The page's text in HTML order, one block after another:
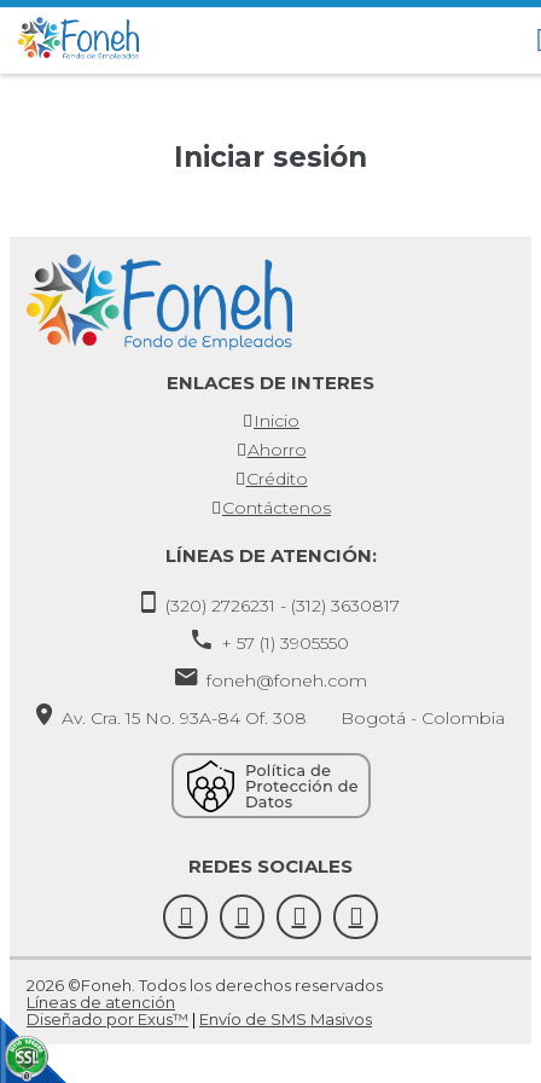
Iniciar sesión
ENLACES DE INTERES
Inicio
Ahorro
Crédito
Contáctenos
LÍNEAS DE ATENCIÓN:
(320) 2726231 - (312) 3630817
+ 57 (1) 3905550
foneh@foneh.com
Av. Cra. 15 No. 93A-84 Of. 308 Bogotá - Colombia
REDES SOCIALES
2026 ©Foneh. Todos los derechos reservados
Líneas de atención
Diseñado por Exus™ | Envío de SMS Masivos